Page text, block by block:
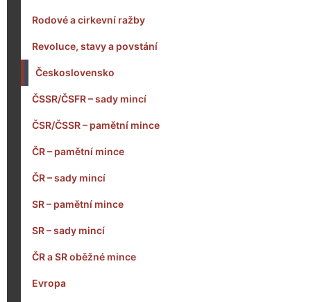
Rodové a cirkevní ražby
Revoluce, stavy a povstání
Československo
ČSSR/ČSFR – sady mincí
ČSR/ČSSR – pamětní mince
ČR – pamětní mince
ČR – sady mincí
SR – pamětní mince
SR – sady mincí
ČR a SR oběžné mince
Evropa